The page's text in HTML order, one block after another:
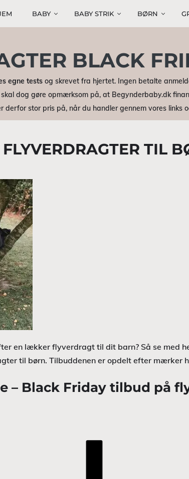
BABY BABY STRIK BØRN
BLACK
egne tests og skrevet fra hjertet. Ingen betalte
dog gøre opmærksom på, at Begynderbaby.dk
derfor stor pris på, når du handler gennem vores links
TIL
en lækker flyverdragt til dit barn? Så se med
til børn. Tilbuddenen er opdelt efter mærker
– Black Friday tilbud på